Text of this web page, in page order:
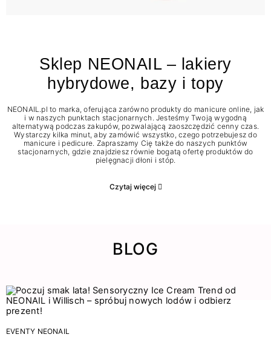
Sklep NEONAIL – lakiery
hybrydowe, bazy i topy
NEONAIL.pl to marka, oferująca zarówno produkty do manicure online, jak
i w naszych punktach stacjonarnych. Jesteśmy Twoją wygodną
alternatywą podczas zakupów, pozwalającą zaoszczędzić cenny czas.
Wystarczy kilka minut, aby zamówić wszystko, czego potrzebujesz do
manicure i pedicure. Zapraszamy Cię także do naszych punktów
stacjonarnych, gdzie znajdziesz równie bogatą ofertę produktów do
pielęgnacji dłoni i stóp.
Czytaj więcej
BLOG
EVENTY NEONAIL